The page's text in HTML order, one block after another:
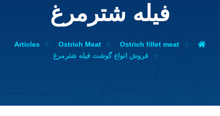
فیله شترمرغ
Articles Ostrich Meat
Ostrich fillet meat
فروش انواع گوشت فیله شترمرغ